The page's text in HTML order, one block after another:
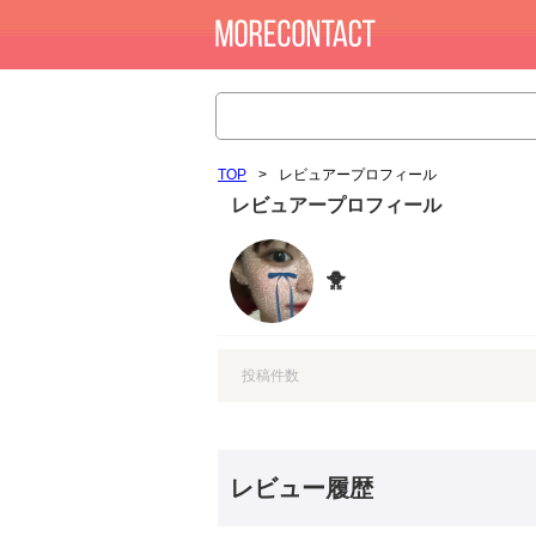
TOP > レビュアープロフィール
レビュアープロフィール
🐥
投稿件数
レビュー履歴